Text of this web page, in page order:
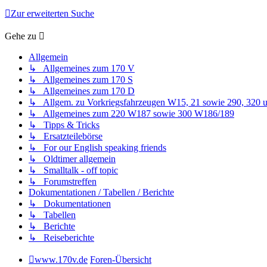
Zur erweiterten Suche
Gehe zu
Allgemein
↳ Allgemeines zum 170 V
↳ Allgemeines zum 170 S
↳ Allgemeines zum 170 D
↳ Allgem. zu Vorkriegsfahrzeugen W15, 21 sowie 290, 320
↳ Allgemeines zum 220 W187 sowie 300 W186/189
↳ Tipps & Tricks
↳ Ersatzteilebörse
↳ For our English speaking friends
↳ Oldtimer allgemein
↳ Smalltalk - off topic
↳ Forumstreffen
Dokumentationen / Tabellen / Berichte
↳ Dokumentationen
↳ Tabellen
↳ Berichte
↳ Reiseberichte
www.170v.de Foren-Übersicht